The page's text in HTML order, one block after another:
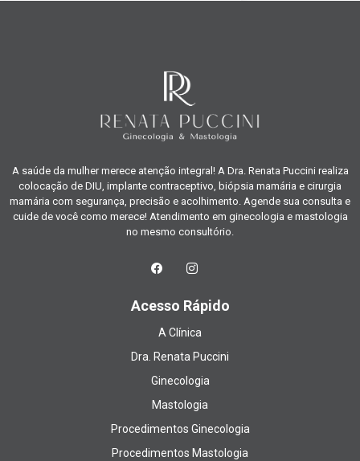
A saúde da mulher merece atenção integral! A Dra. Renata Puccini realiza
colocação de DIU, implante contraceptivo, biópsia mamária e cirurgia
mamária com segurança, precisão e acolhimento. Agende sua consulta e
cuide de você como merece! Atendimento em ginecologia e mastologia
no mesmo consultório.
Acesso Rápido
A Clínica
Dra. Renata Puccini
Ginecologia
Mastologia
Procedimentos Ginecologia
Procedimentos Mastologia